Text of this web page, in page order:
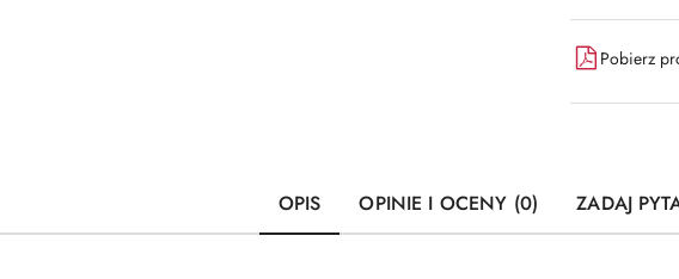
Pobierz
OPIS OPINIE I OCENY (0) ZADAJ